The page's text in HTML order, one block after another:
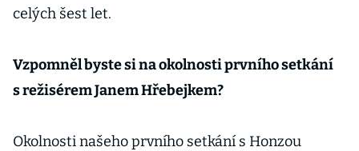
celých šest let.
Vzpomněl byste si na okolnosti prvního setkání
s režisérem Janem Hřebejkem?
Okolnosti našeho prvního setkání s Honzou